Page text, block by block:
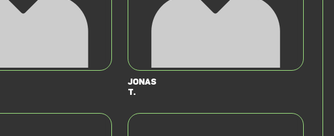
Jonas
T.